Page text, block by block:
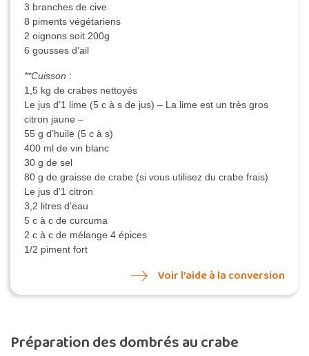
3 branches de cive
8 piments végétariens
2 oignons soit 200g
6 gousses d’ail
**Cuisson :
1,5 kg de crabes nettoyés
Le jus d’1 lime (5 c à s de jus) – La lime est un très gros
citron jaune –
55 g d’huile (5 c à s)
400 ml de vin blanc
30 g de sel
80 g de graisse de crabe (si vous utilisez du crabe frais)
Le jus d’1 citron
3,2 litres d’eau
5 c à c de curcuma
2 c à c de mélange 4 épices
1/2 piment fort
Voir l’aide à la conversion
Préparation des dombrés au crabe